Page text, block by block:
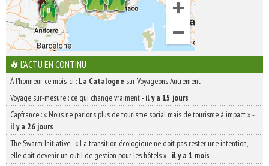
L'ACTU EN CONTINU
À l'honneur ce mois-ci : La Catalogne sur Voyageons Autrement
Voyage sur-mesure : ce qui change vraiment-il y a 15 jours
Capfrance : « Nous ne parlons plus de tourisme social mais de tourisme à impact »-
il y a 26 jours
The Swarm Initiative : « La transition écologique ne doit pas rester une intention,
elle doit devenir un outil de gestion pour les hôtels »-il y a 1 mois